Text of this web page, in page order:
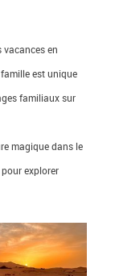
vacances en
est unique
familiaux sur
magique dans le
explorer